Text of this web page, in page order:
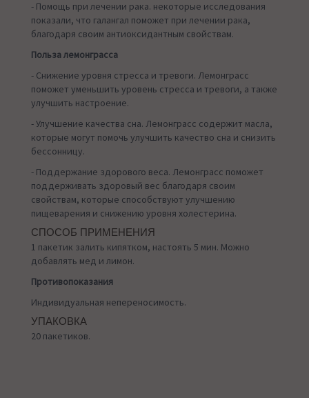
- Помощь при лечении рака. некоторые исследования
показали, что галангал поможет при лечении рака,
благодаря своим антиоксидантным свойствам.
Польза лемонграсса
- Снижение уровня стресса и тревоги. Лемонграсс
поможет уменьшить уровень стресса и тревоги, а также
улучшить настроение.
- Улучшение качества сна. Лемонграсс содержит масла,
которые могут помочь улучшить качество сна и снизить
бессонницу.
- Поддержание здорового веса. Лемонграсс поможет
поддерживать здоровый вес благодаря своим
свойствам, которые способствуют улучшению
пищеварения и снижению уровня холестерина.
СПОСОБ ПРИМЕНЕНИЯ
1 пакетик залить кипятком, настоять 5 мин. Можно
добавлять мед и лимон.
Противопоказания
Индивидуальная непереносимость.
УПАКОВКА
20 пакетиков.